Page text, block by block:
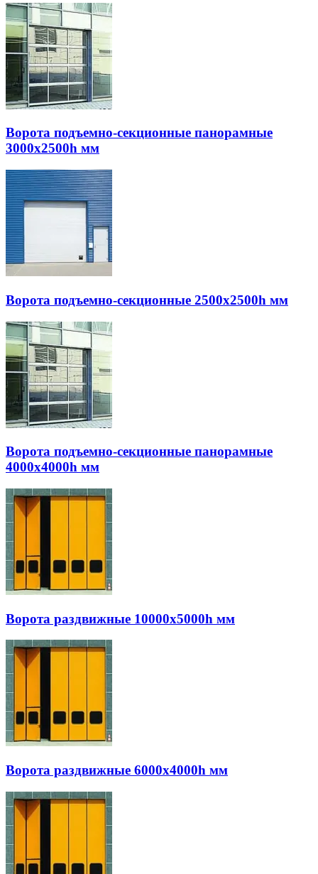
Ворота подъемно-секционные панорамные
3000х2500h мм
Ворота подъемно-секционные 2500х2500h мм
Ворота подъемно-секционные панорамные
4000х4000h мм
Ворота раздвижные 10000х5000h мм
Ворота раздвижные 6000х4000h мм